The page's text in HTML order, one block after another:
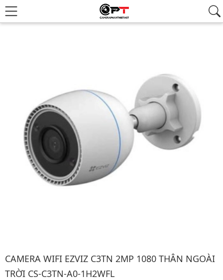
Hình ảnh đại diện của sản phẩm Camera wifi EZVIZ C3TN 2MP
CAMERA WIFI EZVIZ C3TN 2MP 1080 THÂN NGOÀI
TRỜI CS-C3TN-A0-1H2WFL